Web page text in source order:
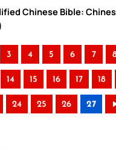
Chinese Bible:
3 4 5 6 7
14 15 16 17 18
24 25 26 27